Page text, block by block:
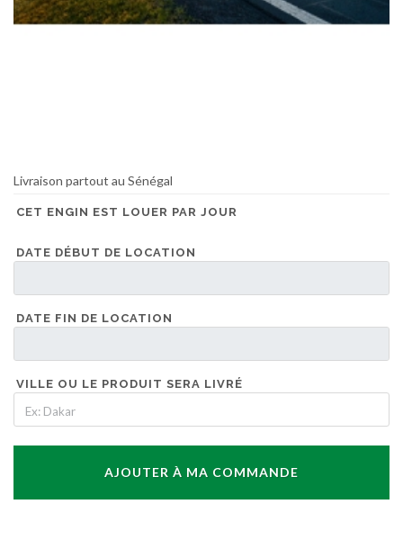
Livraison partout au Sénégal
CET ENGIN EST LOUER PAR JOUR
DATE DÉBUT DE LOCATION
DATE FIN DE LOCATION
VILLE OU LE PRODUIT SERA LIVRÉ
AJOUTER À MA COMMANDE